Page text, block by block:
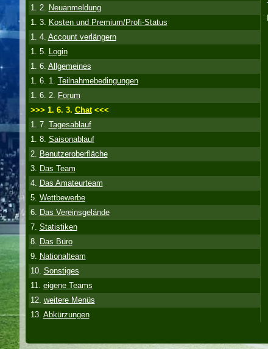
1. 2. Neuanmeldung
1. 3. Kosten und Premium/Profi-Status
1. 4. Account verlängern
1. 5. Login
1. 6. Allgemeines
1. 6. 1. Teilnahmebedingungen
1. 6. 2. Forum
>>> 1. 6. 3. Chat<<<
1. 7. Tagesablauf
1. 8. Saisonablauf
2. Benutzeroberfläche
3. Das Team
4. Das Amateurteam
5. Wettbewerbe
6. Das Vereinsgelände
7. Statistiken
8. Das Büro
9. Nationalteam
10. Sonstiges
11. eigene Teams
12. weitere Menüs
13. Abkürzungen